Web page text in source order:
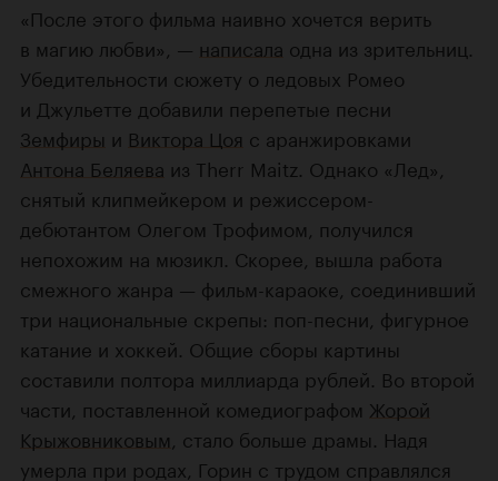
«После этого фильма наивно хочется верить
в магию любви», — написала одна из зрительниц.
Убедительности сюжету о ледовых Ромео
и Джульетте добавили перепетые песни
Земфиры и Виктора Цоя с аранжировками
Антона Беляева из Therr Maitz. Однако «Лед»,
снятый клипмейкером и режиссером-
дебютантом Олегом Трофимом, получился
непохожим на мюзикл. Скорее, вышла работа
смежного жанра — фильм-караоке, соединивший
три национальные скрепы: поп-песни, фигурное
катание и хоккей. Общие сборы картины
составили полтора миллиарда рублей. Во второй
части, поставленной комедиографом Жорой
Крыжовниковым , стало больше драмы. Надя
умерла при родах, Горин с трудом справлялся